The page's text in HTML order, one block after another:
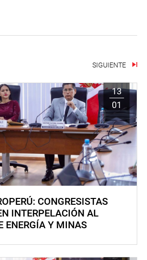
SIGUIENTE
13
01
CONGRESISTAS
INTERPELACIÓN AL
ENERGÍA Y MINAS